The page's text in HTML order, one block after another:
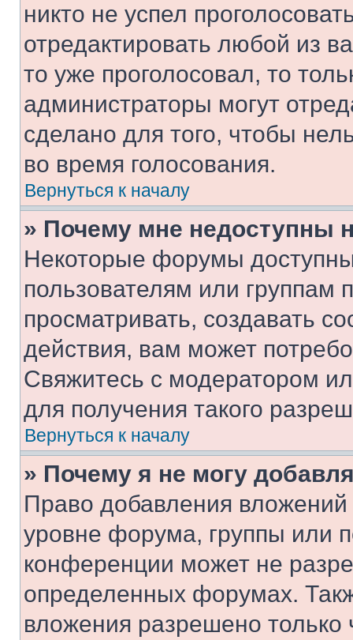
никто не успел
отредактировать любой из
то уже проголосовал, то
администраторы могут
сделано для того, чтобы
во время голосования.
Вернуться к началу
» Почему мне недоступны
Некоторые форумы
пользователям или группам
просматривать, создавать
действия, вам может
Свяжитесь с модератором
для получения такого
Вернуться к началу
» Почему я не могу
Право добавления
уровне форума, группы или
конференции может не
определенных форумах.
вложения разрешено